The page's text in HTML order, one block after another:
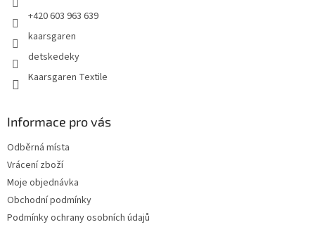
+420 603 963 639
kaarsgaren
detskedeky
Kaarsgaren Textile
Informace pro vás
Odběrná místa
Vrácení zboží
Moje objednávka
Obchodní podmínky
Podmínky ochrany osobních údajů